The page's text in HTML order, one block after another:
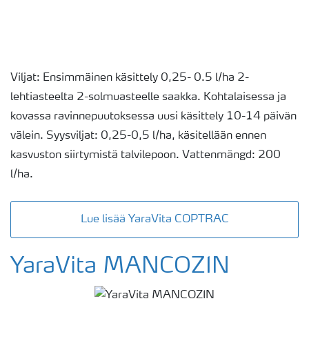
Viljat: Ensimmäinen käsittely 0,25- 0.5 l/ha 2-
lehtiasteelta 2-solmuasteelle saakka. Kohtalaisessa ja
kovassa ravinnepuutoksessa uusi käsittely 10-14 päivän
välein. Syysviljat: 0,25-0,5 l/ha, käsitellään ennen
kasvuston siirtymistä talvilepoon. Vattenmängd: 200
l/ha.
Lue lisää YaraVita COPTRAC
YaraVita MANCOZIN